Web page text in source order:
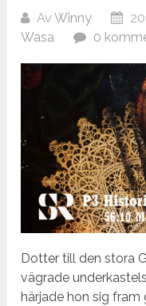
AvWinny
Wasa
0
Dotter till den stora
vägrade
härjade hon sig